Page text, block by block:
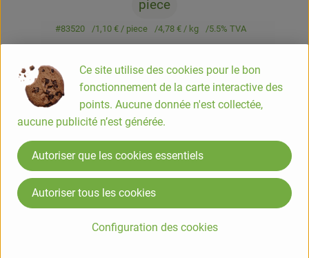
piece
#83520 1,10 €/ piece 4,78 €/ kg 5.5% TVA
Info
COMPOSITION
Lentilles sèches trempées*, eau, purée de tomates*, sel,
céréales contenant du gluten. *Ingrédient issu de lagriculture
Ce site utilise des cookies pour le bon
fonctionnement de la carte interactive des
points. Aucune donnée n'est collectée,
aucune publicité n’est générée.
Configuration des cookies
Autoriser que les cookies essentiels
Autoriser tous les cookies